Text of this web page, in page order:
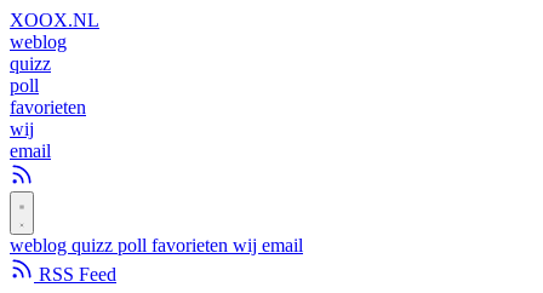
XOOX.NL
weblog
quizz
poll
favorieten
wij
email
weblog quizz poll favorieten wij email
RSS Feed